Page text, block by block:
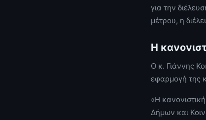
για την
μέτρου, η
Η
Ο κ. Γιάννης
εφαρμογή της
«Η
Δήμων και